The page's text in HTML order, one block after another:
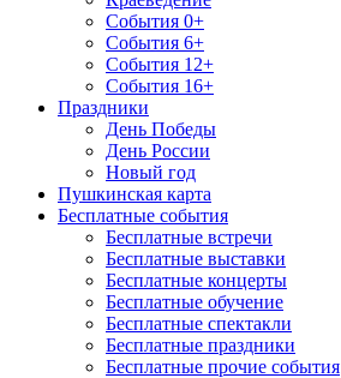
События 0+
События 6+
События 12+
События 16+
Праздники
День Победы
День России
Новый год
Пушкинская карта
Бесплатные события
Бесплатные встречи
Бесплатные выставки
Бесплатные концерты
Бесплатные обучение
Бесплатные спектакли
Бесплатные праздники
Бесплатные прочие события